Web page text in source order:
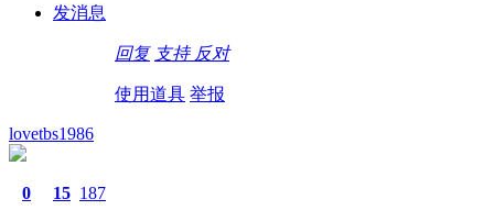
发消息
回复 支持 反对
使用道具 举报
lovetbs1986
0 15 187